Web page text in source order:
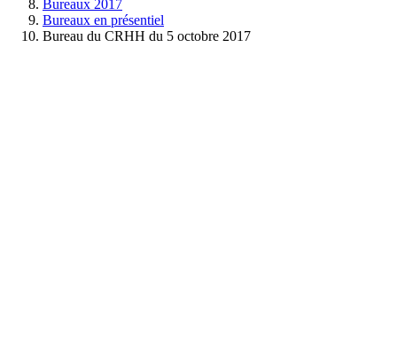
Bureaux 2017
Bureaux en présentiel
Bureau du CRHH du 5 octobre 2017